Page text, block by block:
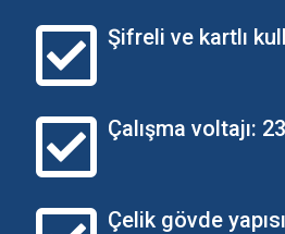
Şifreli ve kartlı
Çalışma voltajı:
Çelik gövde